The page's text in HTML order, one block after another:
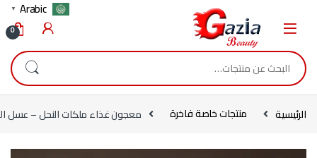
0
البحث عن:
الرئيسية منتجات خاصة فاخرة معجون غذاء ملكات النحل – عسل
Arabic
▼